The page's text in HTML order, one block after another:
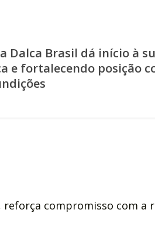
Dalca Brasil dá início à
e fortalecendo posição
compromisso com a